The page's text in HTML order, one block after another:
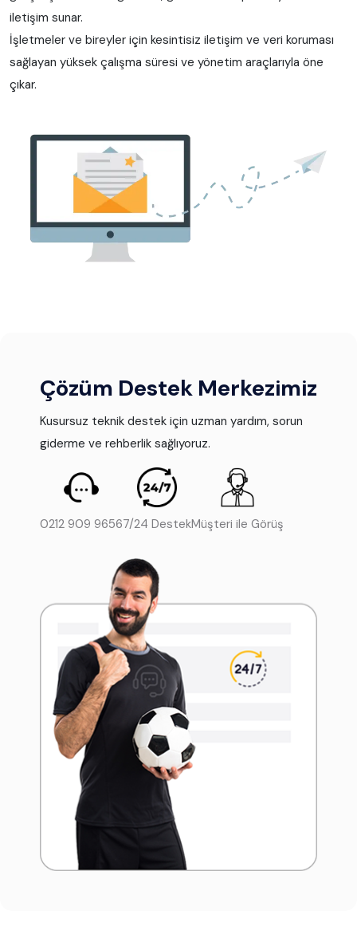
iletişim sunar.
İşletmeler ve bireyler için kesintisiz iletişim ve veri koruması
sağlayan yüksek çalışma süresi ve yönetim araçlarıyla öne
çıkar.
Çözüm Destek Merkezimiz
Kusursuz teknik destek için uzman yardım, sorun
giderme ve rehberlik sağlıyoruz.
0212 909 96567/24 DestekMüşteri ile Görüş